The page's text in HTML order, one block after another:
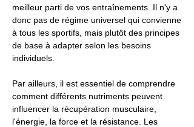
meilleur parti de vos entraînements. Il n'y a
donc pas de régime universel qui convienne
à tous les sportifs, mais plutôt des principes
de base à adapter selon les besoins
individuels.
Par ailleurs, il est essentiel de comprendre
comment différents nutriments peuvent
influencer la récupération musculaire,
l'énergie, la force et la résistance. Les